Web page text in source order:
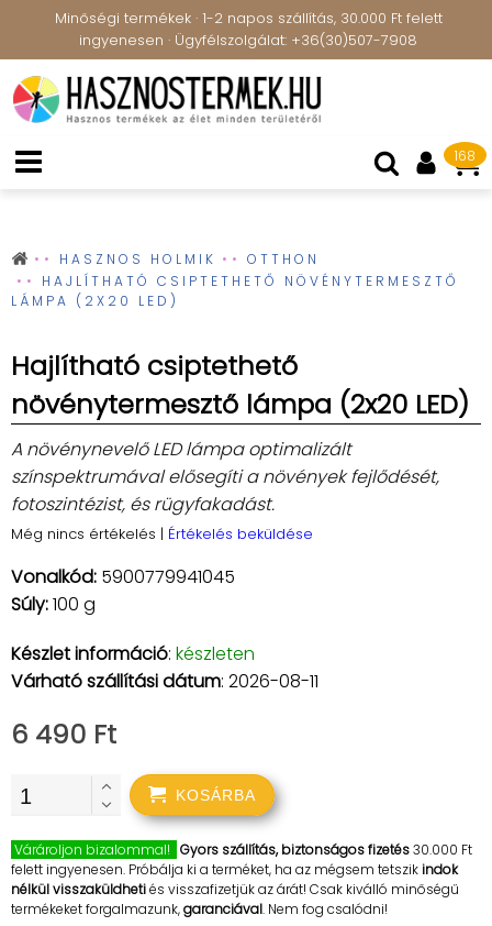
Minőségi termékek · 1-2 napos szállítás, 30.000 Ft felett
ingyenesen · Ügyfélszolgálat: +36(30)507-7908
168
HASZNOS HOLMIK
OTTHON
HAJLÍTHATÓ CSIPTETHETŐ NÖVÉNYTERMESZTŐ
LÁMPA (2X20 LED)
Hajlítható csiptethető
növénytermesztő lámpa (2x20 LED)
A növénynevelő LED lámpa optimalizált
színspektrumával elősegíti a növények fejlődését,
fotoszintézist, és rügyfakadást.
Még nincs értékelés | Értékelés beküldése
Vonalkód: 5900779941045
Súly:100 g
Készlet információ: készleten
Várható szállítási dátum: 2026-08-11
6 490 Ft
KOSÁRBA
Várároljon bizalommal! Gyors szállítás, biztonságos fizetés30.000 Ft
felett ingyenesen. Próbálja ki a terméket, ha az mégsem tetszikindok
nélkül visszaküldhetiés visszafizetjük az árát! Csak kiválló minőségű
termékeket forgalmazunk,garanciával. Nem fog csalódni!